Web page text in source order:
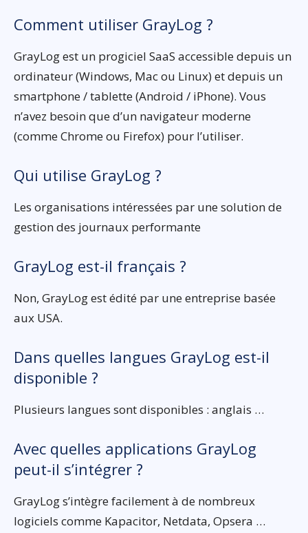
Comment utiliser GrayLog ?
GrayLog est un progiciel SaaS accessible depuis un
ordinateur (Windows, Mac ou Linux) et depuis un
smartphone / tablette (Android / iPhone). Vous
n’avez besoin que d’un navigateur moderne
(comme Chrome ou Firefox) pour l’utiliser.
Qui utilise GrayLog ?
Les organisations intéressées par une solution de
gestion des journaux performante
GrayLog est-il français ?
Non, GrayLog est édité par une entreprise basée
aux USA.
Dans quelles langues GrayLog est-il
disponible ?
Plusieurs langues sont disponibles : anglais …
Avec quelles applications GrayLog
peut-il s’intégrer ?
GrayLog s’intègre facilement à de nombreux
logiciels comme Kapacitor, Netdata, Opsera …